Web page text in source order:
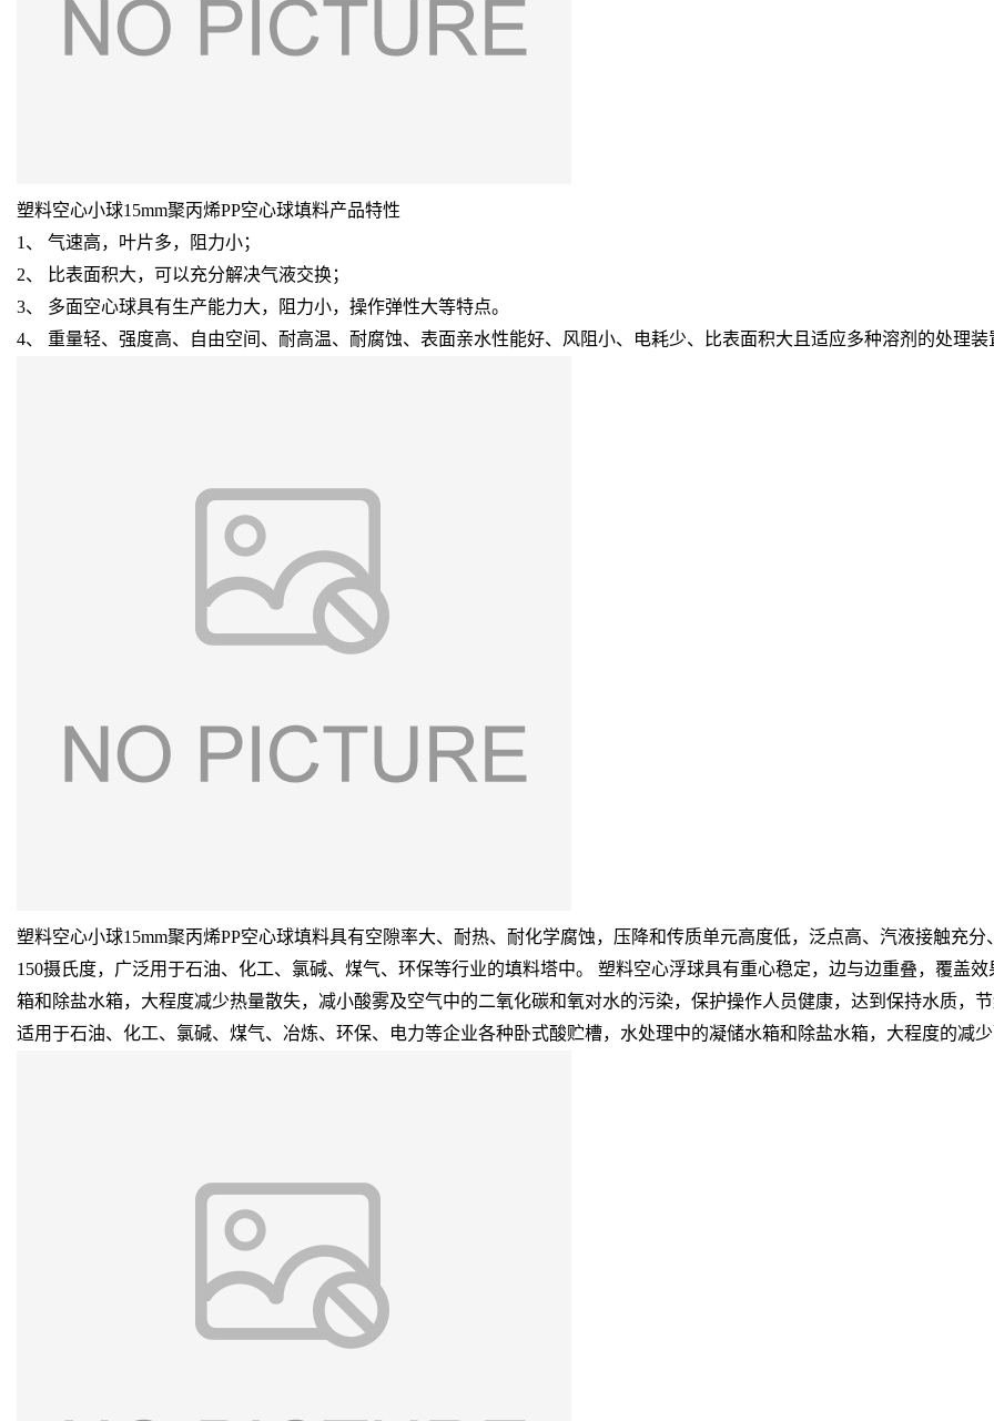
塑料空心小球15mm聚丙烯PP空心球填料产品特性
1、 气速高，叶片多，阻力小；
2、 比表面积大，可以充分解决气液交换；
3、 多面空心球具有生产能力大，阻力小，操作弹性大等特点。
4、 重量轻、强度高、自由空间、耐高温、耐腐蚀、表面亲水性能好、风阻小、电耗少、比表面积大且适应多种溶剂的处理装
塑料空心小球15mm聚丙烯PP空心球填料具有空隙率大、耐热、耐化学腐蚀，压降和传质单元高度低，泛点高、汽液接触充
150摄氏度，广泛用于石油、化工、氯碱、煤气、环保等行业的填料塔中。 塑料空心浮球具有重心稳定，边与边重叠，覆盖
箱和除盐水箱，大程度减少热量散失，减小酸雾及空气中的二氧化碳和氧对水的污染，保护操作人员健康，达到保持水质，
适用于石油、化工、氯碱、煤气、冶炼、环保、电力等企业各种卧式酸贮槽，水处理中的凝储水箱和除盐水箱，大程度的减